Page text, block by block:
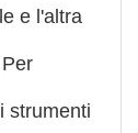
e l'altra
strumenti